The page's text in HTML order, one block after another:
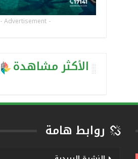
- Advertisement -
الأكثر مشاهدة
روابط هامة